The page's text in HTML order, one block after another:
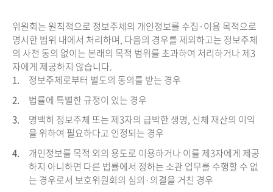
위원회는 원칙적으로 정보주체의 개인정보를 수집·이용 목적으로
명시한 범위 내에서 처리하며, 다음의 경우를 제외하고는 정보주체
의 사전 동의 없이는 본래의 목적 범위를 초과하여 처리하거나 제3
자에게 제공하지 않습니다.
1.
정보주체로부터 별도의 동의를 받는 경우
2.
법률에 특별한 규정이 있는 경우
3.
명백히 정보주체 또는 제3자의 급박한 생명, 신체 재산의 이익
을 위하여 필요하다고 인정되는 경우
4.
개인정보를 목적 외의 용도로 이용하거나 이를 제3자에게 제공
하지 아니하면 다른 법률에서 정하는 소관 업무를 수행할 수 없
는 경우로서 보호위원회의 심의·의결을 거친 경우